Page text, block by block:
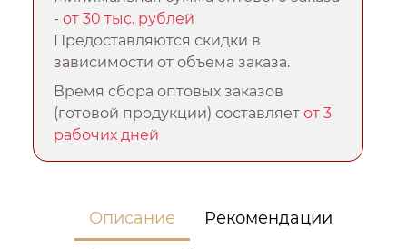
-от 30 тыс. рублей
Предоставляются скидки в
зависимости от объема заказа.
Время сбора оптовых заказов
(готовой продукции) составляетот 3
рабочих дней
Описание Рекомендации